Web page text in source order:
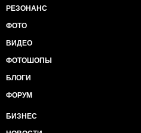
РЕЗОНАНС
ФОТО
ВИДЕО
ФОТОШОПЫ
БЛОГИ
ФОРУМ
БИЗНЕС